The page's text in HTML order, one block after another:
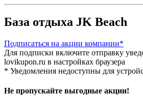
База отдыха JK Beach
Подписаться на акции компании*
Для подписки включите отправку
lovikupon.ru в настройках браузера
* Уведомления недоступны для
Не пропускайте выгодные акции!